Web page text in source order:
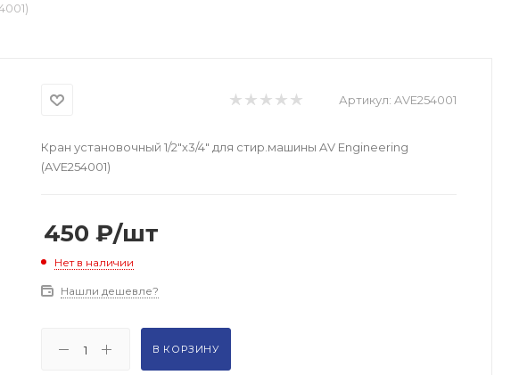
Артикул: AVE254001
Кран установочный 1/2"х3/4" для стир.машины AV Engineering
(AVE254001)
450 ₽/шт
Нет в наличии
Нашли дешевле?
В КОРЗИНУ